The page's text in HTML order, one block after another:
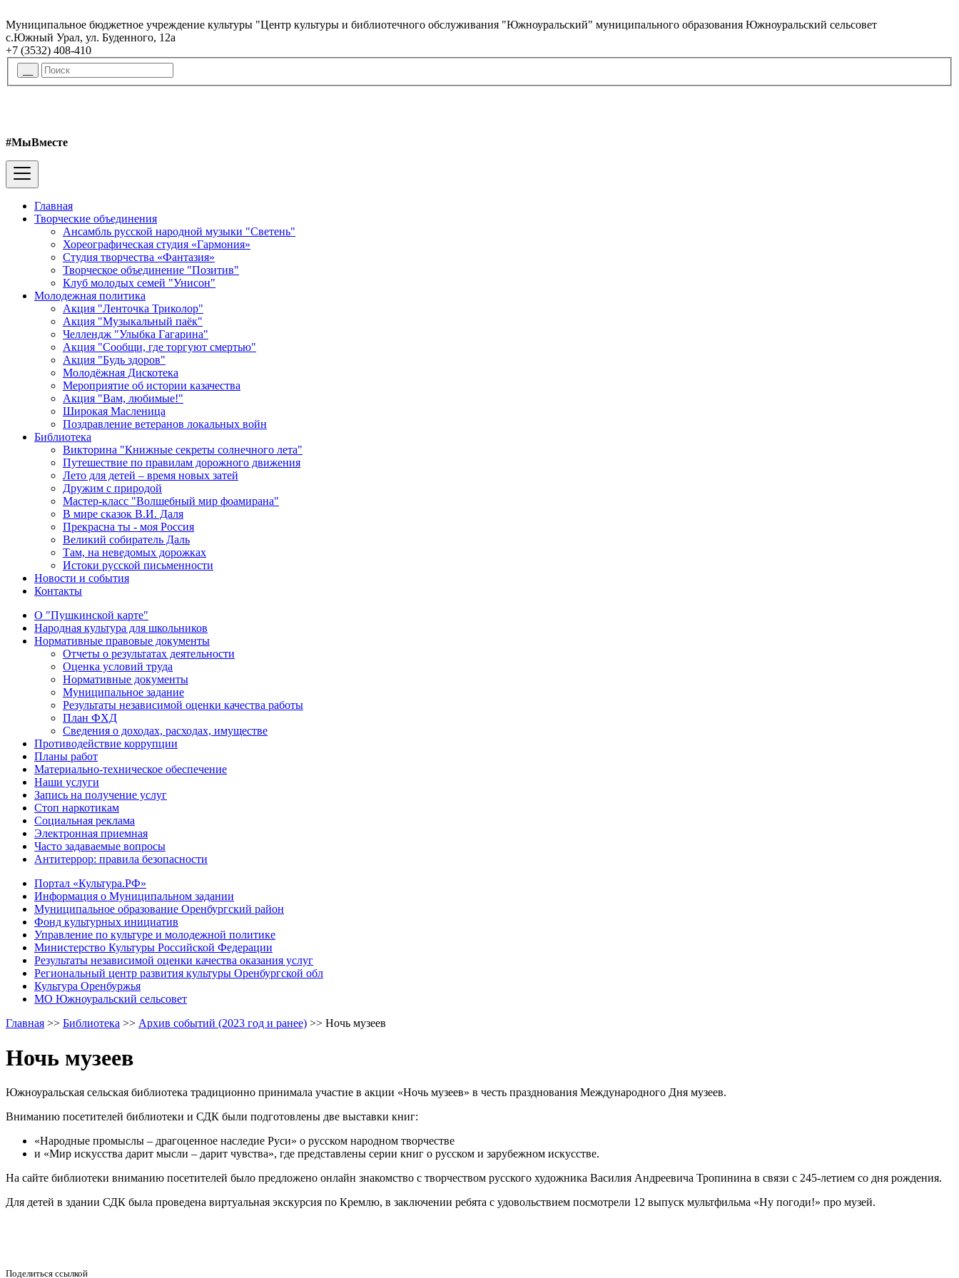
Муниципальное бюджетное учреждение культуры "Центр культуры и библиотечного обслуживания "Южноуральский" муниципального образования Южноуральский сельсовет
с.Южный Урал, ул. Буденного, 12а
+7 (3532) 408-410
#МыВместе
Главная
Творческие объединения
Ансамбль русской народной музыки "Светень"
Хореографическая студия «Гармония»
Студия творчества «Фантазия»
Творческое объединение "Позитив"
Клуб молодых семей "Унисон"
Молодежная политика
Акция "Ленточка Триколор"
Акция "Музыкальный паёк"
Челлендж "Улыбка Гагарина"
Акция "Сообщи, где торгуют смертью"
Акция "Будь здоров"
Молодёжная Дискотека
Мероприятие об истории казачества
Акция "Вам, любимые!"
Широкая Масленица
Поздравление ветеранов локальных войн
Библиотека
Викторина "Книжные секреты солнечного лета"
Путешествие по правилам дорожного движения
Лето для детей – время новых затей
Дружим с природой
Мастер-класс "Волшебный мир фоамирана"
В мире сказок В.И. Даля
Прекрасна ты - моя Россия
Великий собиратель Даль
Там, на неведомых дорожках
Истоки русской письменности
Новости и события
Контакты
О "Пушкинской карте"
Народная культура для школьников
Нормативные правовые документы
Отчеты о результатах деятельности
Оценка условий труда
Нормативные документы
Муниципальное задание
Результаты независимой оценки качества работы
План ФХД
Сведения о доходах, расходах, имуществе
Противодействие коррупции
Планы работ
Материально-техническое обеспечение
Наши услуги
Запись на получение услуг
Стоп наркотикам
Социальная реклама
Электронная приемная
Часто задаваемые вопросы
Антитеррор: правила безопасности
Портал «Культура.РФ»
Информация о Муниципальном задании
Муниципальное образование Оренбургский район
Фонд культурных инициатив
Управление по культуре и молодежной политике
Министерство Культуры Российской Федерации
Результаты независимой оценки качества оказания услуг
Региональный центр развития культуры Оренбургской обл
Культура Оренбуржья
МО Южноуральский сельсовет
Главная >> Библиотека >> Архив событий (2023 год и ранее) >> Ночь музеев
Ночь музеев
Южноуральская сельская библиотека традиционно принимала участие в акции «Ночь музеев» в честь празднования Международного Дня музеев.
Вниманию посетителей библиотеки и СДК были подготовлены две выставки книг:
«Народные промыслы – драгоценное наследие Руси» о русском народном творчестве
и «Мир искусства дарит мысли – дарит чувства», где представлены серии книг о русском и зарубежном искусстве.
На сайте библиотеки вниманию посетителей было предложено онлайн знакомство с творчеством русского художника Василия Андреевича Тропинина в связи с 245-летием со дня рождения.
Для детей в здании СДК была проведена виртуальная экскурсия по Кремлю, в заключении ребята с удовольствием посмотрели 12 выпуск мультфильма «Ну погоди!» про музей.
Поделиться ссылкой